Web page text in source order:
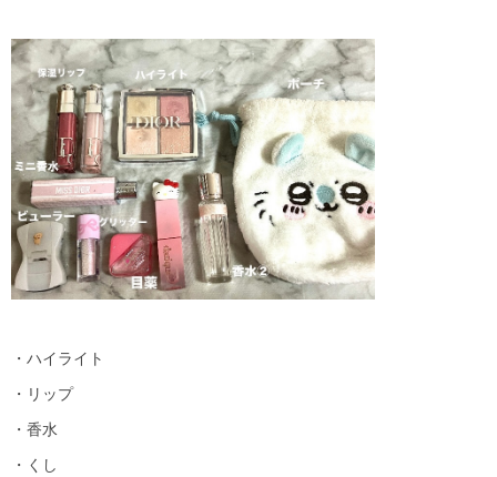
・ハイライト
・リップ
・香水
・くし